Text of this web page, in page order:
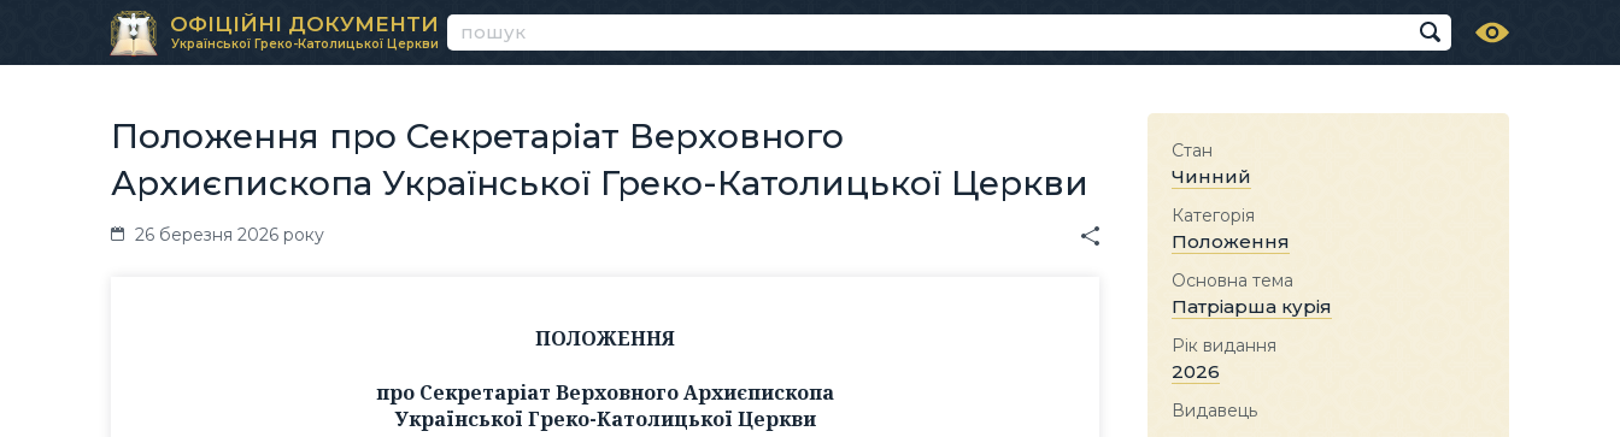
ОФІЦІЙНІ ДОКУМЕНТИ
Української Греко-Католицької Церкви
Положення про Секретаріат Верховного
Архиєпископа Української Греко-Католицької Церкви
26 березня 2026 року
ПОЛОЖЕННЯ
про Секретаріат Верховного Архиєпископа
Української Греко-Католицької Церкви
Стан
Чинний
Категорія
Положення
Основна тема
Патріарша курія
Рік видання
2026
Видавець